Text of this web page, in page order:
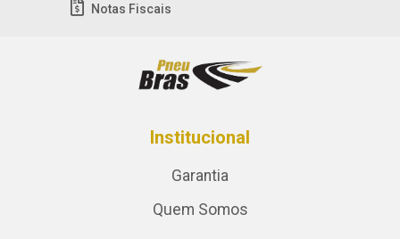
Notas Fiscais
Institucional
Garantia
Quem Somos